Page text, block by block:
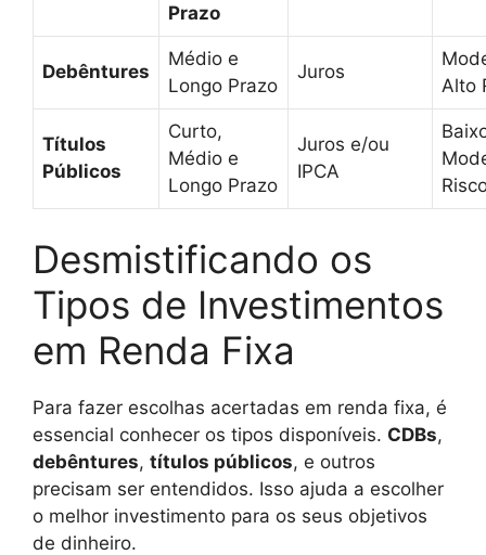
Prazo
Debêntures
Médio e
Longo Prazo
Juros
Alto
Títulos
Públicos
Curto,
Médio e
Longo Prazo
Juros e/ou
IPCA
Desmistificando os
Tipos de Investimentos
em Renda Fixa
Para fazer escolhas acertadas em renda fixa, é
essencial conhecer os tipos disponíveis. CDBs,
debêntures, títulos públicos, e outros
precisam ser entendidos. Isso ajuda a escolher
o melhor investimento para os seus objetivos
de dinheiro.